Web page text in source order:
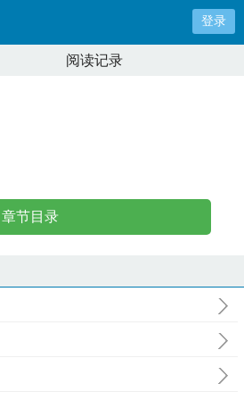
登录
阅读记录
章节目录